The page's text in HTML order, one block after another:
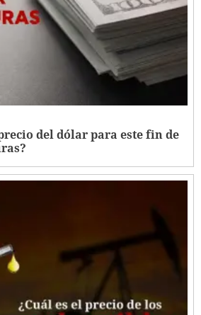
del dólar para este fin de